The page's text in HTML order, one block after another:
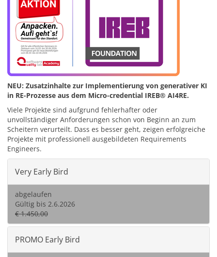
NEU: Zusatzinhalte zur Implementierung von generativer KI
in RE-Prozesse aus dem Micro-credential IREB® AI4RE.
Viele Projekte sind aufgrund fehlerhafter oder
unvollständiger Anforderungen schon von Beginn an zum
Scheitern verurteilt. Dass es besser geht, zeigen erfolgreiche
Projekte mit professionell ausgebildeten Requirements
Engineers.
Very Early Bird
abgelaufen
Gültig bis 2.6.2026
€ 1.450,00
PROMO Early Bird